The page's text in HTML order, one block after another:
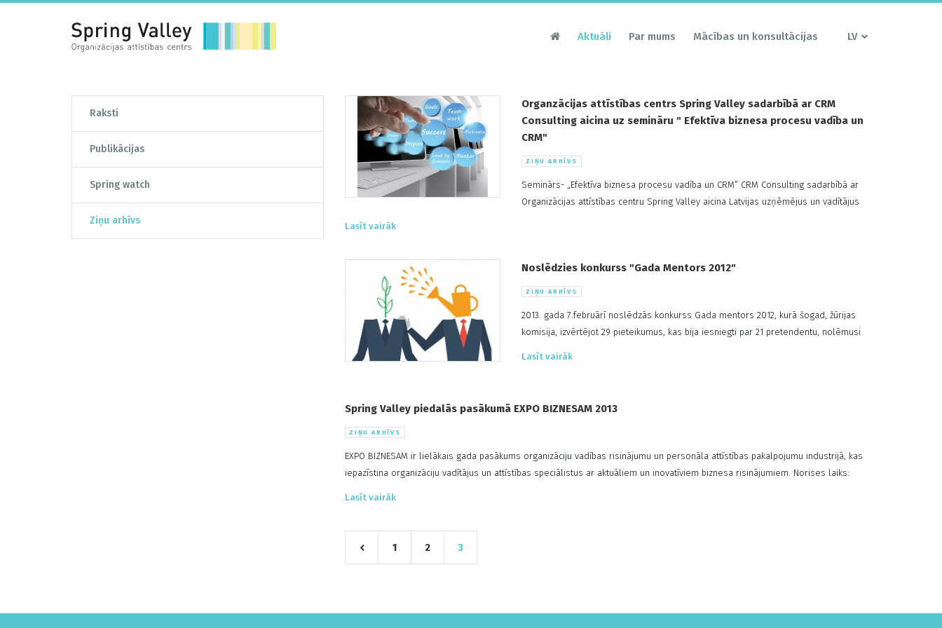
Aktuāli Par mums Mācības un konsultācijas LV
Raksti
Publikācijas
Spring watch
Ziņu arhīvs
Organzācijas attīstības centrs Spring Valley sadarbībā ar CRM
Consulting aicina uz semināru " Efektīva biznesa procesu vadība un
CRM"
ZIŅU ARHĪVS
Seminārs- „Efektīva biznesa procesu vadība un CRM” CRM Consulting sadarbībā ar
Organizācijas attīstības centru Spring Valley aicina Latvijas uzņēmējus un vadītājus
Lasīt vairāk
Noslēdzies konkurss "Gada Mentors 2012"
ZIŅU ARHĪVS
2013. gada 7.februārī noslēdzās konkurss Gada mentors 2012, kurā šogad, žūrijas
komisija, izvērtējot 29 pieteikumus, kas bija iesniegti par 21 pretendentu, nolēmusi
Lasīt vairāk
Spring Valley piedalās pasākumā EXPO BIZNESAM 2013
ZIŅU ARHĪVS
EXPO BIZNESAM ir lielākais gada pasākums organizāciju vadības risinājumu un personāla attīstības pakalpojumu industrijā, kas
iepazīstina organizāciju vadītājus un attīstības speciālistus ar aktuāliem un inovatīviem biznesa risinājumiem. Norises laiks:
Lasīt vairāk
1 2 3